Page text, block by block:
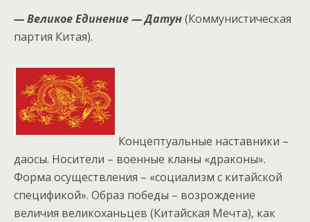
— Великое Единение — Датун(Коммунистическая
партия Китая).
Концептуальные наставники –
даосы. Носители – военные кланы «драконы».
Форма осуществления – «социализм с китайской
спецификой». Образ победы – возрождение
величия великоханьцев (Китайская Мечта), как